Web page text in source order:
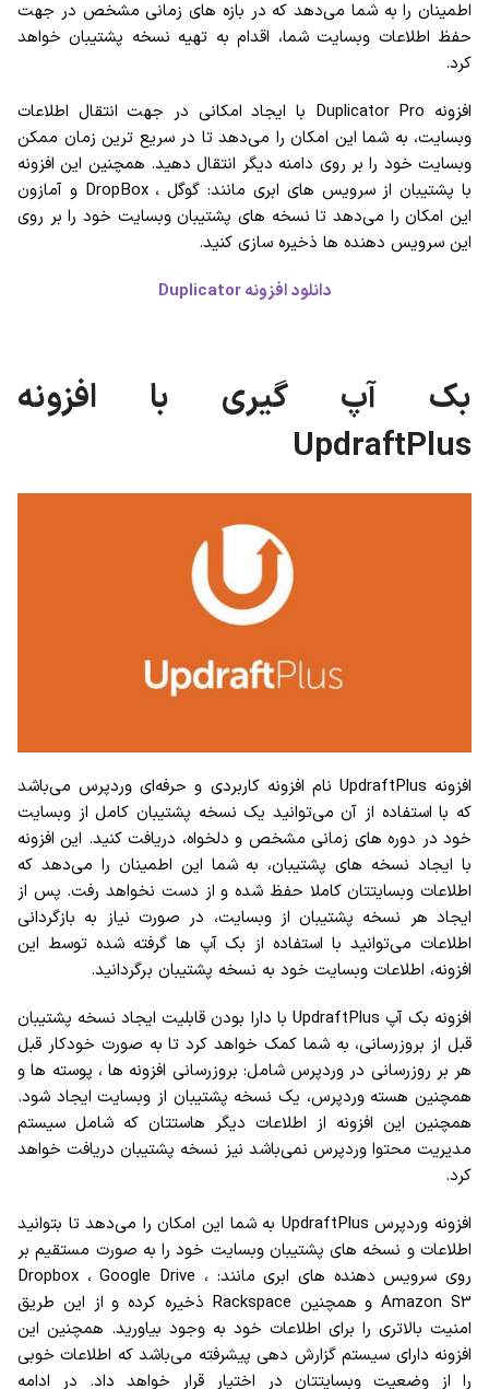
اطمینان را به شما می‌دهد که در بازه های زمانی مشخص در جهت
حفظ اطلاعات وبسایت شما، اقدام به تهیه نسخه پشتیبان خواهد
کرد.
افزونه Duplicator Pro با ایجاد امکانی در جهت انتقال اطلاعات
وبسایت، به شما این امکان را می‌دهد تا در سریع ترین زمان ممکن
وبسایت خود را بر روی دامنه دیگر انتقال دهید. همچنین این افزونه
با پشتیبان از سرویس های ابری مانند: گوگل ، DropBox و آمازون
این امکان را می‌دهد تا نسخه های پشتیبان وبسایت خود را بر روی
این سرویس دهنده ها ذخیره سازی کنید.
دانلود افزونهDuplicator
بک آپ گیری با افزونه
UpdraftPlus
افزونه UpdraftPlus نام افزونه کاربردی و حرفه‌ای وردپرس می‌باشد
که با استفاده از آن می‌توانید یک نسخه پشتیبان کامل از وبسایت
خود در دوره های زمانی مشخص و دلخواه، دریافت کنید. این افزونه
با ایجاد نسخه های پشتیبان، به شما این اطمینان را می‌دهد که
اطلاعات وبسایتتان کاملا حفظ شده و از دست نخواهد رفت. پس از
ایجاد هر نسخه پشتیبان از وبسایت، در صورت نیاز به بازگردانی
اطلاعات می‌توانید با استفاده از بک آپ ها گرفته شده توسط این
افزونه، اطلاعات وبسایت خود به نسخه پشتیبان برگردانید.
افزونه بک آپ UpdraftPlus با دارا بودن قابلیت ایجاد نسخه پشتیبان
قبل از بروزرسانی، به شما کمک خواهد کرد تا به صورت خودکار قبل
هر بر روزرسانی در وردپرس شامل: بروزرسانی افزونه ها ، پوسته ها و
همچنین هسته وردپرس، یک نسخه پشتیبان از وبسایت ایجاد شود.
همچنین این افزونه از اطلاعات دیگر هاستتان که شامل سیستم
مدیریت محتوا وردپرس نمی‌باشد نیز نسخه پشتیبان دریافت خواهد
کرد.
افزونه وردپرس UpdraftPlus به شما این امکان را می‌دهد تا بتوانید
اطلاعات و نسخه های پشتیبان وبسایت خود را به صورت مستقیم بر
روی سرویس دهنده های ابری مانند: Dropbox ، Google Drive ،
Amazon S3 و همچنین Rackspace ذخیره کرده و از این طریق
امنیت بالاتری را برای اطلاعات خود به وجود بیاورید. همچنین این
افزونه دارای سیستم گزارش دهی پیشرفته می‌باشد که اطلاعات خوبی
را از وضعیت وبسایتتان در اختیار قرار خواهد داد. در ادامه